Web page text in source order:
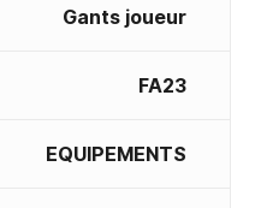
Gants joueur
FA23
EQUIPEMENTS